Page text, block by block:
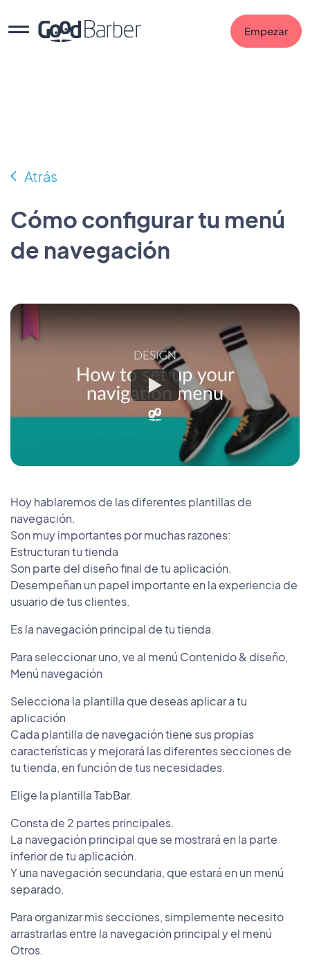
Empezar
Atrás
Cómo configurar tu menú
de navegación
Hoy hablaremos de las diferentes plantillas de
navegación.
Son muy importantes por muchas razones:
Estructuran tu tienda
Son parte del diseño final de tu aplicación.
Desempeñan un papel importante en la experiencia de
usuario de tus clientes.
Es la navegación principal de tu tienda.
Para seleccionar uno, ve al menú Contenido & diseño,
Menú navegación
Selecciona la plantilla que deseas aplicar a tu
aplicación
Cada plantilla de navegación tiene sus propias
características y mejorará las diferentes secciones de
tu tienda, en función de tus necesidades.
Elige la plantilla TabBar.
Consta de 2 partes principales.
La navegación principal que se mostrará en la parte
inferior de tu aplicación.
Y una navegación secundaria, que estará en un menú
separado.
Para organizar mis secciones, simplemente necesito
arrastrarlas entre la navegación principal y el menú
Otros.